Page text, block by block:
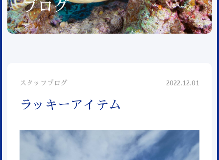
ブログ
スタッフブログ 2022.12.01
ラッキーアイテム